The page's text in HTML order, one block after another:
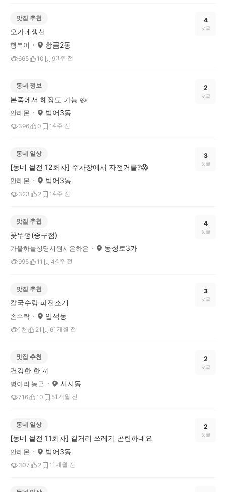
맛집 추천
오가네생선
행복이 황금2동
665 10 93주 전
4
댓글
동네 정보
본죽에서 해장도 가능 👍
안레몬 범어3동
396 0 14주 전
2
댓글
동네 일상
[동네 썰전 12회차] 주차장에서 자전거를?😱
안레몬 범어3동
323 2 14주 전
3
댓글
맛집 추천
꽃뚜껑(중구점)
가을하늘청명시원시은하은 동성로3가
995 11 44주 전
4
댓글
맛집 추천
칼국수랑 파전소개
손수락 입석동
1천 21 61개월 전
3
댓글
맛집 추천
건강한 한 끼
병아리 농군 시지동
716 10 51개월 전
2
댓글
동네 일상
[동네 썰전 11회차] 길거리 쓰레기 곤란하네요
안레몬 범어3동
307 2 1 1개월 전
2
댓글